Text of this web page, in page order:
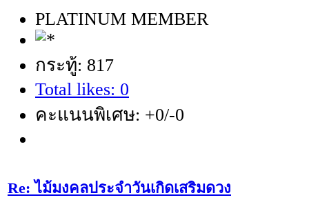
PLATINUM MEMBER
กระทู้: 817
Total likes: 0
คะแนนพิเศษ: +0/-0
Re: ไม้มงคลประจำวันเกิดเสริมดวง